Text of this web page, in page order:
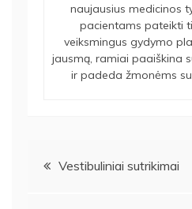
naujausius medicinos
pacientams pateikti
veiksmingus gydymo
jausmą, ramiai paaiškina
ir padeda žmonėms
Navigacija
Vestibuliniai sutrikimai